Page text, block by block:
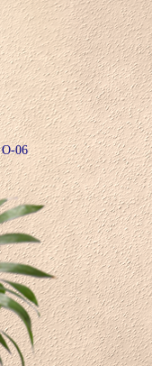
06